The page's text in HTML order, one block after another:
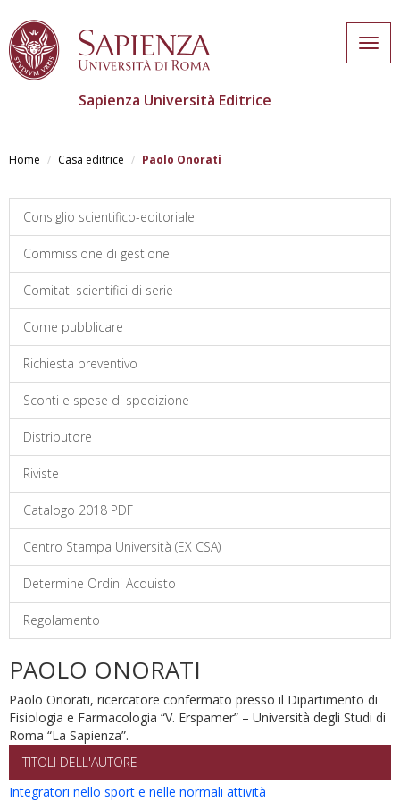
contenuto
Sapienza Università Editrice
Home Casa editrice Paolo Onorati
Consiglio scientifico-editoriale
Commissione di gestione
Comitati scientifici di serie
Come pubblicare
Richiesta preventivo
Sconti e spese di spedizione
Distributore
Riviste
Catalogo 2018 PDF
Centro Stampa Università (EX CSA)
Determine Ordini Acquisto
Regolamento
PAOLO ONORATI
Paolo Onorati, ricercatore confermato presso il Dipartimento di
Fisiologia e Farmacologia “V. Erspamer” – Università degli Studi di
Roma “La Sapienza”.
TITOLI DELL'AUTORE
Integratori nello sport e nelle normali attività